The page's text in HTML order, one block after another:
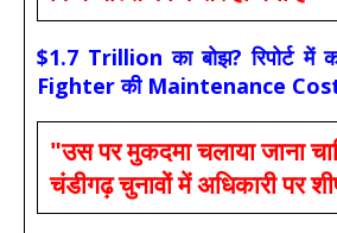
$1.7 Trillion का बोझ? रिपोर्ट में
Fighter की Maintenance
"उस पर मुकदमा चलाया जाना
चंडीगढ़ चुनावों में अधिकारी पर